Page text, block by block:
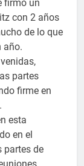
firmó un
con 2 años
de lo que
año.
partes
firme en
esta
en el
partes de